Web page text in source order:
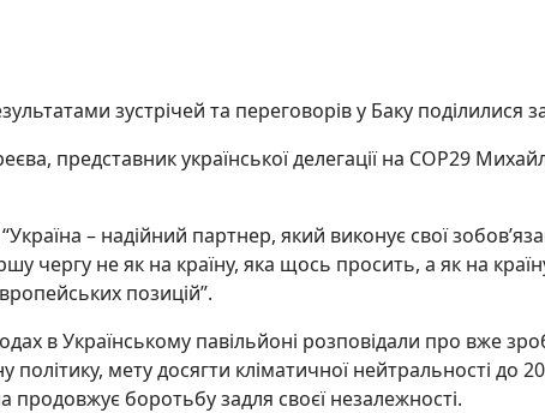
зустрічей та переговорів у Баку поділилися
представник української делегації на COP29
– надійний партнер, який виконує свої
чергу не як на країну, яка щось просить, а як на
позицій”.
в Українському павільйоні розповідали про вже
політику, мету досягти кліматичної нейтральності до
продовжує боротьбу задля своєї незалежності.